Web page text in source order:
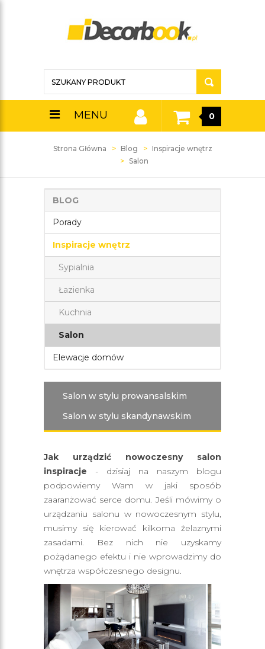
MENU 0
Strona Główna Blog
Inspiracje wnętrz
Salon
BLOG
Porady
Inspiracje wnętrz
Sypialnia
Łazienka
Kuchnia
Salon
Elewacje domów
Salon w stylu prowansalskim
Salon w stylu skandynawskim
Jak urządzić nowoczesny salon
inspiracje - dzisiaj na naszym blogu
podpowiemy Wam w jaki sposób
zaaranżować serce domu. Jeśli mówimy o
urządzaniu salonu w nowoczesnym stylu,
musimy się kierować kilkoma żelaznymi
zasadami. Bez nich nie uzyskamy
pożądanego efektu i nie wprowadzimy do
wnętrza współczesnego designu.